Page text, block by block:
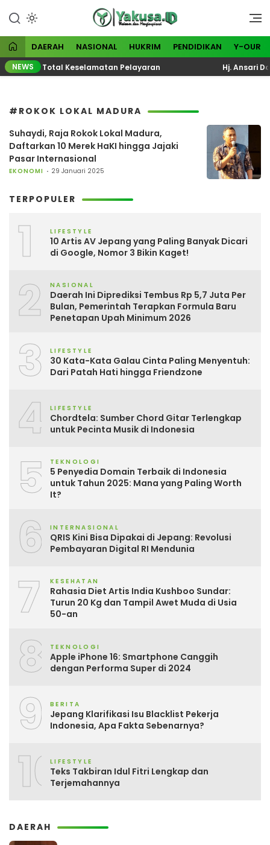
konten
Yakusa
Visioner dan Menginspirasi
DAERAH NASIONAL HUKRIM PENDIDIKAN Y-OUR
NEWS Total Keselamatan Pelayaran Hj. Ansari
#ROKOK LOKAL MADURA
Suhaydi, Raja Rokok Lokal Madura,
Daftarkan 10 Merek HaKI hingga Jajaki
Pasar Internasional
EKONOMI 29 Januari 2025
TERPOPULER
1 LIFESTYLE
10 Artis AV Jepang yang Paling Banyak Dicari
di Google, Nomor 3 Bikin Kaget!
2 NASIONAL
Daerah Ini Diprediksi Tembus Rp 5,7 Juta Per
Bulan, Pemerintah Terapkan Formula Baru
Penetapan Upah Minimum 2026
3 LIFESTYLE
30 Kata-Kata Galau Cinta Paling Menyentuh:
Dari Patah Hati hingga Friendzone
4 LIFESTYLE
Chordtela: Sumber Chord Gitar Terlengkap
untuk Pecinta Musik di Indonesia
5 TEKNOLOGI
5 Penyedia Domain Terbaik di Indonesia
untuk Tahun 2025: Mana yang Paling Worth
It?
6 INTERNASIONAL
QRIS Kini Bisa Dipakai di Jepang: Revolusi
Pembayaran Digital RI Mendunia
7 KESEHATAN
Rahasia Diet Artis India Kushboo Sundar:
Turun 20 Kg dan Tampil Awet Muda di Usia
50-an
8 TEKNOLOGI
Apple iPhone 16: Smartphone Canggih
dengan Performa Super di 2024
9 BERITA
Jepang Klarifikasi Isu Blacklist Pekerja
Indonesia, Apa Fakta Sebenarnya?
10LIFESTYLE
Teks Takbiran Idul Fitri Lengkap dan
Terjemahannya
DAERAH